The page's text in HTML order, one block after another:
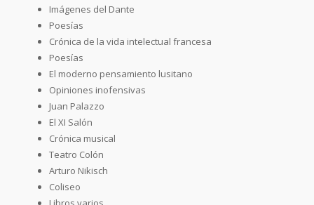
Imágenes del Dante
Poesías
Crónica de la vida intelectual francesa
Poesías
El moderno pensamiento lusitano
Opiniones inofensivas
Juan Palazzo
El XI Salón
Crónica musical
Teatro Colón
Arturo Nikisch
Coliseo